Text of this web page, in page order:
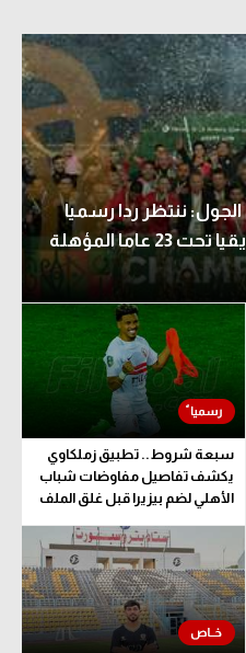
ننتظر ردا رسميا
بشأن استضافة كأس إفريقيا تحت 23 عاما المؤهلة
سبعة شروط.. تطبيق زملكاوي
يكشف تفاصيل مفاوضات شباب
الأهلي لضم بيزيرا قبل غلق الملف